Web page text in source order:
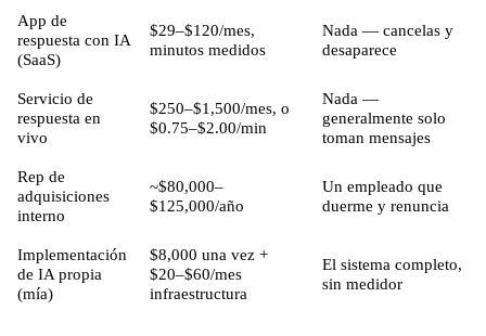
App de
respuesta con IA
(SaaS)
$29–$120/mes,
minutos medidos
Nada — cancelas y
desaparece
Servicio de
respuesta en
vivo
$250–$1,500/mes, o
$0.75–$2.00/min
Nada —
generalmente solo
toman mensajes
Rep de
adquisiciones
interno
~$80,000–
$125,000/año
Un empleado que
duerme y renuncia
Implementación
de IA propia
(mía)
$8,000 una vez +
$20–$60/mes
infraestructura
El sistema completo,
sin medidor